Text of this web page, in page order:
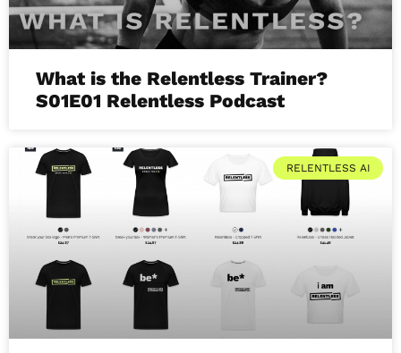
What is the Relentless Trainer?
S01E01 Relentless Podcast
RELENTLESS AI